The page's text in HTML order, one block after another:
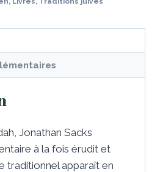
Jonathan Sacks
à la fois érudit et
traditionnel apparaît en